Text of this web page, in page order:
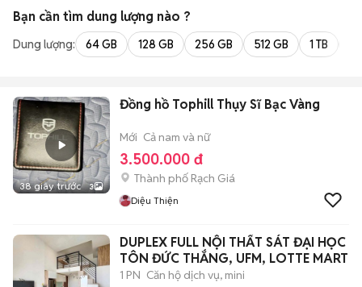
Bạn cần tìm dung lượng nào ?
Dung lượng: 64 GB 128 GB 256 GB 512 GB 1 TB
38 giây trước 3
Đồng hồ Tophill Thụy Sĩ Bạc Vàng
Mới Cả nam và nữ
3.500.000 đ
Thành phố Rạch Giá
Diệu Thiện
DUPLEX FULL NỘI THẤT SÁT ĐẠI HỌC
TÔN ĐỨC THẮNG, UFM, LOTTE MART
1 PN Căn hộ dịch vụ, mini